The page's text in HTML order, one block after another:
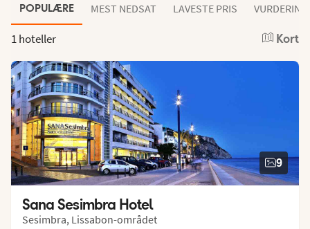
POPULÆRE MEST NEDSAT LAVESTE PRIS VURDERING
1 hoteller Kort
9
Sana Sesimbra Hotel
Sesimbra, Lissabon-området